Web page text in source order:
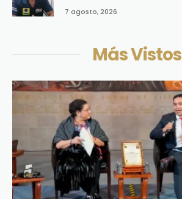
7 agosto, 2026
Más Vistos